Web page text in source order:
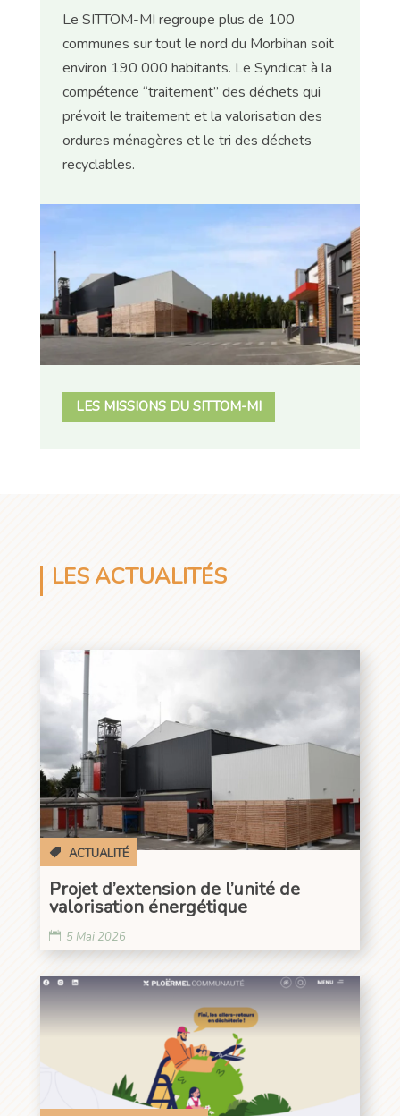
Le SITTOM-MI regroupe plus de 100
communes sur tout le nord du Morbihan soit
environ 190 000 habitants. Le Syndicat à la
compétence “traitement” des déchets qui
prévoit le traitement et la valorisation des
ordures ménagères et le tri des déchets
recyclables.
LES MISSIONS DU SITTOM-MI
LES ACTUALITÉS
ACTUALITÉ
Projet d’extension de l’unité de
valorisation énergétique
5 Mai 2026